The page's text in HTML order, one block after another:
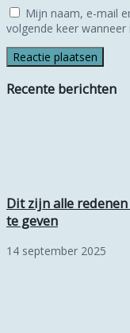
Mijn naam, e-mail
volgende keer
Recente berichten
Dit zijn alle
te geven
14 september 2025